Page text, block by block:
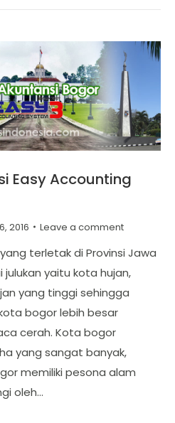
Easy Accounting
2016 Leave a comment
terletak di Provinsi Jawa
yaitu kota hujan,
yang tinggi sehingga
bogor lebih besar
cerah. Kota bogor
yang sangat banyak,
memiliki pesona alam
oleh…